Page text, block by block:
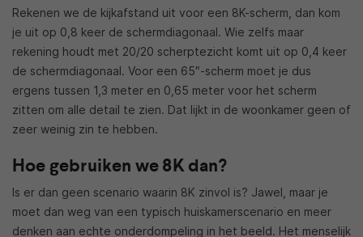
Rekenen we de kijkafstand uit voor een 8K-scherm, dan kom
je uit op 0,8 keer de schermdiagonaal. Wie zelfs maar
rekening houdt met 20/20 scherptezicht komt uit op 0,4 keer
de schermdiagonaal. Voor een 65″-scherm moet je dus
ergens tussen 1,3 meter en 0,65 meter voor het scherm
zitten om alle detail te zien. Dat lijkt in de woonkamer geen of
zeer weinig zin te hebben.
Hoe gebruiken we 8K dan?
Is er dan geen scenario waarin 8K zinvol is? Jawel, maar je
moet dan weg van een typisch huiskamerscenario en meer
denken aan echte onderdompeling in het beeld. Het menselijk